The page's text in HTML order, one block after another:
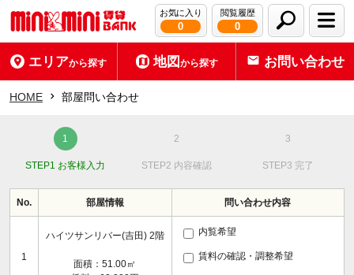
お気に入り
0
閲覧履歴
0
エリアから探す 地図から探す お問い合わせ
HOME 部屋問い合わせ
STEP1 お客様入力 STEP2 内容確認 STEP3 完了
No. 部屋情報 問い合わせ内容
1
ハイツサンリバー(吉田) 2階
面積：51.00㎡
内覧希望
賃料の確認・調整希望